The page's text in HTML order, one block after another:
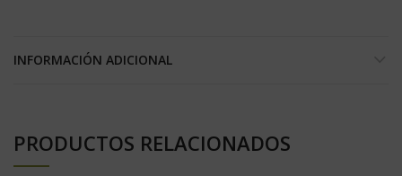
INFORMACIÓN ADICIONAL
PRODUCTOS RELACIONADOS